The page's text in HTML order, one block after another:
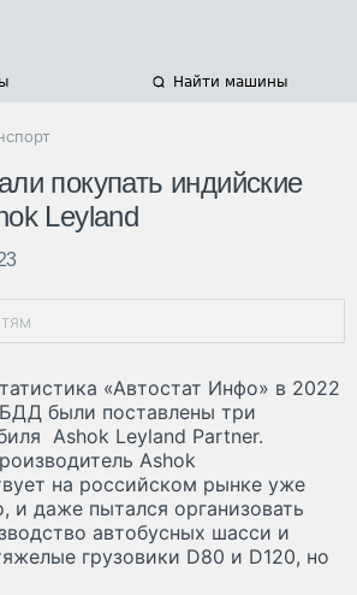
Найти машины
покупать индийские
Leyland
«Автостат Инфо» в 2022
были поставлены три
Ashok Leyland Partner.
Ashok
на российском рынке уже
и даже пытался организовать
автобусных шасси и
грузовики D80 и D120, но